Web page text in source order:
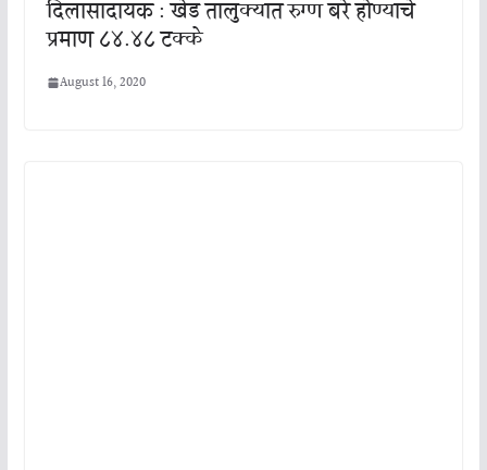
दिलासादायक : खेड तालुक्यात रुग्ण बरे होण्याचे
प्रमाण ८४.४८ टक्के
August 16, 2020